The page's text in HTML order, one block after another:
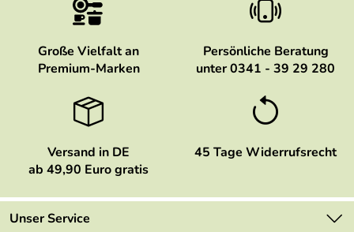
Große Vielfalt an
Premium-Marken
Persönliche Beratung
unter 0341 - 39 29 280
Versand in DE
ab 49,90 Euro gratis
45 Tage Widerrufsrecht
Unser Service